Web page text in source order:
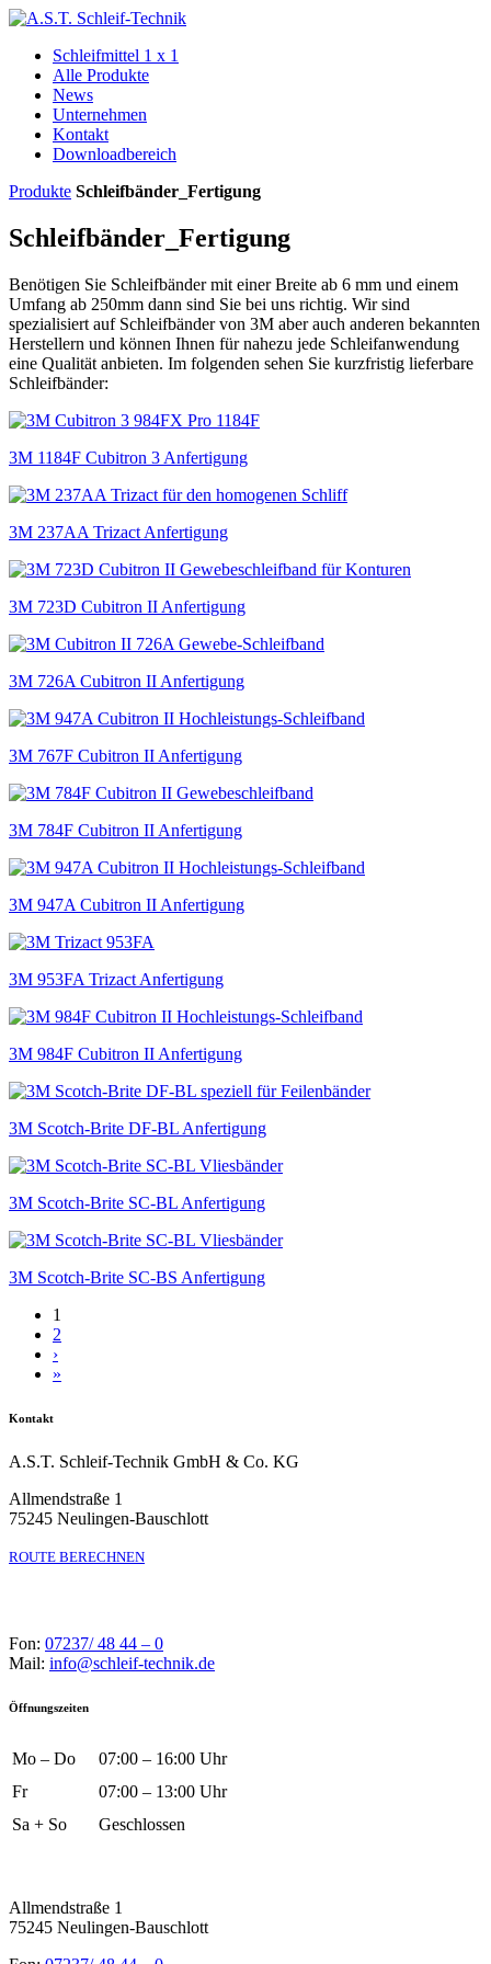
Schleifmittel 1 x 1
Alle Produkte
News
Unternehmen
Kontakt
Downloadbereich
Produkte Schleifbänder_Fertigung
Schleifbänder_Fertigung
Benötigen Sie Schleifbänder mit einer Breite ab 6 mm und einem
Umfang ab 250mm dann sind Sie bei uns richtig. Wir sind
spezialisiert auf Schleifbänder von 3M aber auch anderen bekannten
Herstellern und können Ihnen für nahezu jede Schleifanwendung
eine Qualität anbieten. Im folgenden sehen Sie kurzfristig lieferbare
Schleifbänder:
3M 1184F Cubitron 3 Anfertigung
3M 237AA Trizact Anfertigung
3M 723D Cubitron II Anfertigung
3M 726A Cubitron II Anfertigung
3M 767F Cubitron II Anfertigung
3M 784F Cubitron II Anfertigung
3M 947A Cubitron II Anfertigung
3M 953FA Trizact Anfertigung
3M 984F Cubitron II Anfertigung
3M Scotch-Brite DF-BL Anfertigung
3M Scotch-Brite SC-BL Anfertigung
3M Scotch-Brite SC-BS Anfertigung
1
2
›
»
Kontakt
A.S.T. Schleif-Technik GmbH & Co. KG
Allmendstraße 1
75245 Neulingen-Bauschlott
ROUTE BERECHNEN
Fon: 07237/ 48 44 – 0
Mail: info@schleif-technik.de
Öffnungszeiten
Mo – Do
07:00 – 16:00 Uhr
Fr
07:00 – 13:00 Uhr
Sa + So
Geschlossen
Allmendstraße 1
75245 Neulingen-Bauschlott